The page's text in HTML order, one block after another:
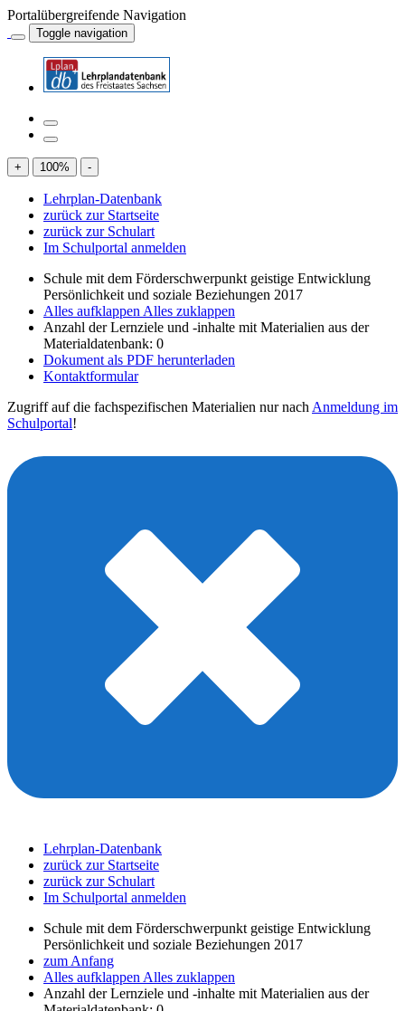
Portalübergreifende Navigation
Toggle navigation
+ 100% -
Lehrplan-Datenbank
zurück zur Startseite
zurück zur Schulart
Im Schulportal anmelden
Schule mit dem Förderschwerpunkt geistige Entwicklung
Persönlichkeit und soziale Beziehungen 2017
Alles aufklappen Alles zuklappen
Anzahl der Lernziele und -inhalte mit Materialien aus der
Materialdatenbank: 0
Dokument als PDF herunterladen
Kontaktformular
Zugriff auf die fachspezifischen Materialien nur nach Anmeldung im
Schulportal!
Lehrplan-Datenbank
zurück zur Startseite
zurück zur Schulart
Im Schulportal anmelden
Schule mit dem Förderschwerpunkt geistige Entwicklung
Persönlichkeit und soziale Beziehungen 2017
zum Anfang
Alles aufklappen Alles zuklappen
Anzahl der Lernziele und -inhalte mit Materialien aus der